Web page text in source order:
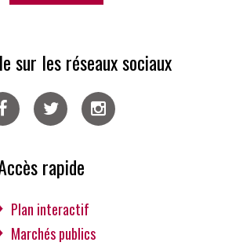
sur les réseaux sociaux
rapide
Plan interactif
Marchés publics